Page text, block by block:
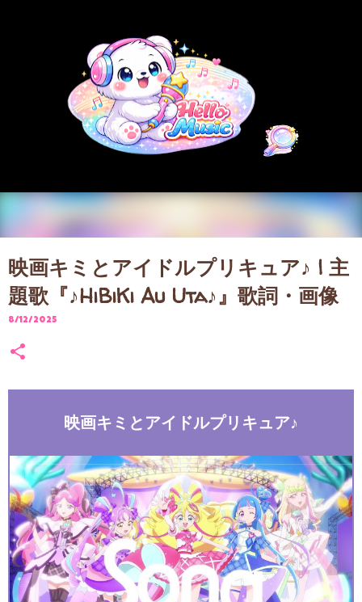
映画キミとアイドルプリキュア♪ | 主
題歌『♪HiBiKi Au Uta♪』歌詞・画像
8/12/2025
映画キミとアイドルプリキュア♪